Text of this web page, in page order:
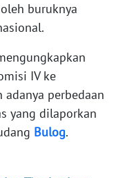
buruknya
IV ke
perbedaan
yang dilaporkan
Bulog.